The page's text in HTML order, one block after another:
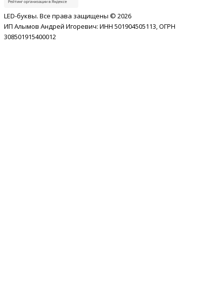
LED-буквы. Все права защищены © 2026
ИП Алымов Андрей Игоревич: ИНН 501904505113, ОГРН
308501915400012